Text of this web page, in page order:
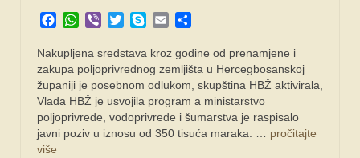
Facebook
WhatsApp
Viber TwitterSkypeEmail
Nakupljena sredstava kroz godine od prenamjene i
zakupa poljoprivrednog zemljišta u Hercegbosanskoj
županiji je posebnom odlukom, skupština HBŽ aktivirala,
Vlada HBŽ je usvojila program a ministarstvo
poljoprivrede, vodoprivrede i šumarstva je raspisalo
javni poziv u iznosu od 350 tisuća maraka. … pročitajte
više